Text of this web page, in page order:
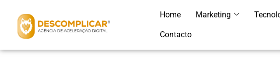
Home Marketing
Contacto